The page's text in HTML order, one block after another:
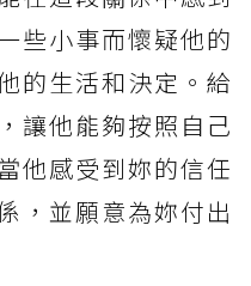
些小事而懷疑他的
的生活和決定。給
讓他能夠按照自己
他感受到妳的信任
，並願意為妳付出